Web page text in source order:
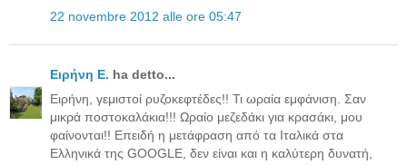
22 novembre 2012 alle ore 05:47
Ειρήνη Ε. ha detto...
Ειρήνη, γεμιστοί ρυζοκεφτέδες!! Τι ωραία εμφάνιση. Σαν
μικρά ποστοκαλάκια!!! Ωραίο μεζεδάκι για κρασάκι, μου
φαίνονται!! Επειδή η μετάφραση από τα Ιταλικά στα
Ελληνικά της GOOGLE, δεν είναι και η καλύτερη δυνατή,